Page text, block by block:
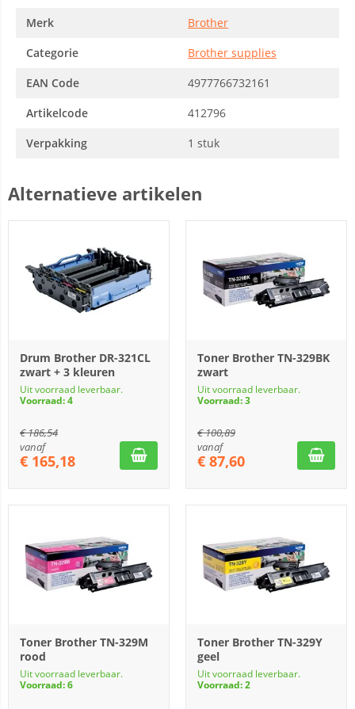
Merk
Brother
Categorie
Brother supplies
EAN Code
4977766732161
Artikelcode
412796
Verpakking
1 stuk
Alternatieve artikelen
Drum Brother DR-321CL
zwart + 3 kleuren
Uit voorraad leverbaar.
Voorraad: 4
€186,54
vanaf
€ 165,18
Toner Brother TN-329BK
zwart
Uit voorraad leverbaar.
Voorraad: 3
€100,89
vanaf
€ 87,60
Toner Brother TN-329M
rood
Uit voorraad leverbaar.
Voorraad: 6
Toner Brother TN-329Y
geel
Uit voorraad leverbaar.
Voorraad: 2